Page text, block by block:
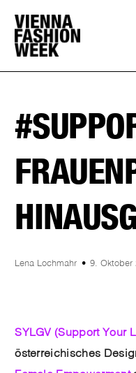
Lena Lochmahr 9. Oktober
SYLGV (Support Your
österreichisches